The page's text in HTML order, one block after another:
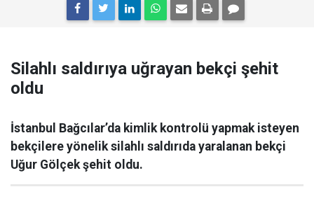
Silahlı saldırıya uğrayan bekçi şehit
oldu
İstanbul Bağcılar’da kimlik kontrolü yapmak isteyen
bekçilere yönelik silahlı saldırıda yaralanan bekçi
Uğur Gölçek şehit oldu.